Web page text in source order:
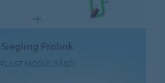
Siegling Prolink
PLAST MODULBÅND